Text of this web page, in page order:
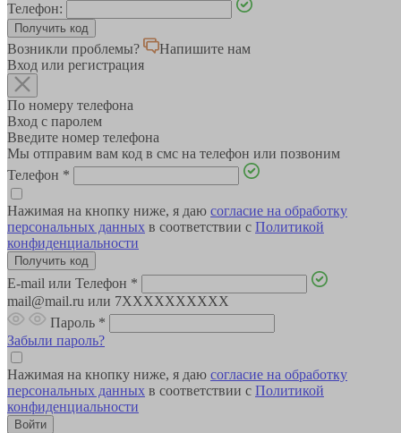
Телефон:
Возникли проблемы?
Напишите нам
Вход или регистрация
По номеру телефона
Вход с паролем
Введите номер телефона
Мы отправим вам код в смс на телефон или позвоним
Телефон *
Нажимая на кнопку ниже, я даю согласие на обработку
персональных данных в соответствии с Политикой
конфиденциальности
E-mail или Телефон *
mail@mail.ru или 7XXXXXXXXXX
Пароль *
Забыли пароль?
Нажимая на кнопку ниже, я даю согласие на обработку
персональных данных в соответствии с Политикой
конфиденциальности